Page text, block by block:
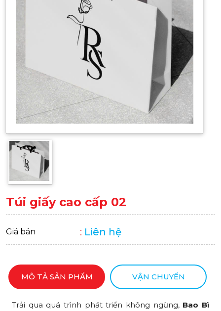
Túi giấy cao cấp 02
Giá bán : Liên hệ
MÔ TẢ SẢN PHẨM VẬN CHUYỂN
Trải qua quá trình phát triển không ngừng, Bao Bì